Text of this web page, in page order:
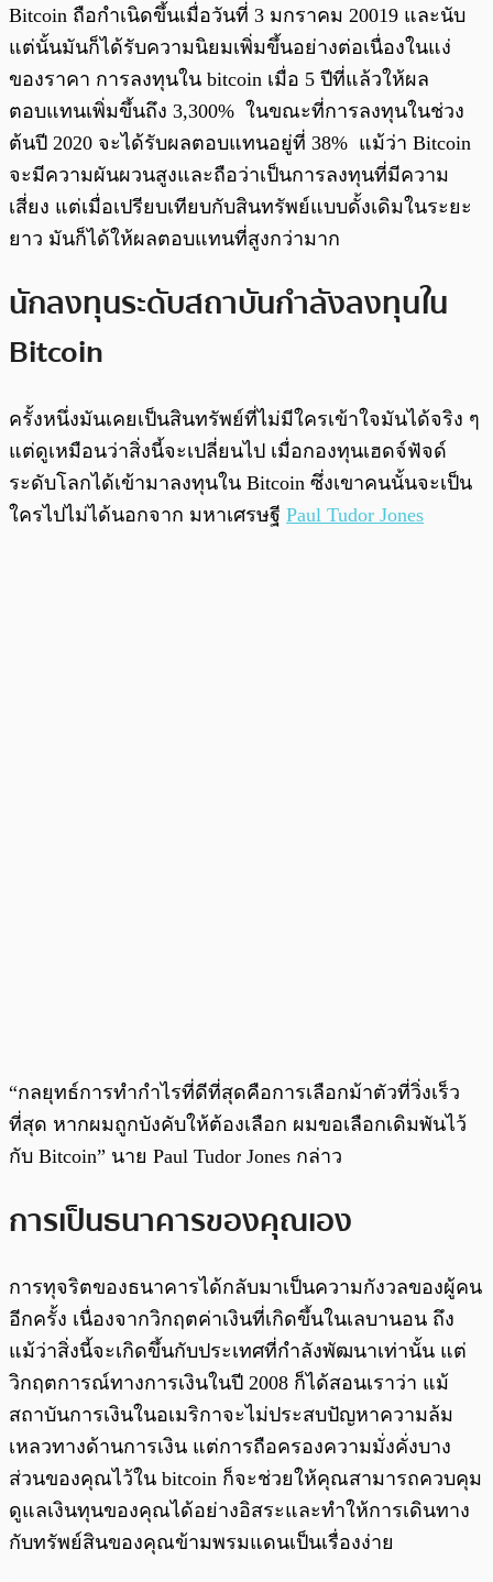
Bitcoin ถือกำเนิดขึ้นเมื่อวันที่ 3 มกราคม 20019 และนับ
แต่นั้นมันก็ได้รับความนิยมเพิ่มขึ้นอย่างต่อเนื่องในแง่
ของราคา การลงทุนใน bitcoin เมื่อ 5 ปีที่แล้วให้ผล
ตอบแทนเพิ่มขึ้นถึง 3,300% ในขณะที่การลงทุนในช่วง
ต้นปี 2020 จะได้รับผลตอบแทนอยู่ที่ 38% แม้ว่า Bitcoin
จะมีความผันผวนสูงและถือว่าเป็นการลงทุนที่มีความ
เสี่ยง แต่เมื่อเปรียบเทียบกับสินทรัพย์แบบดั้งเดิมในระยะ
ยาว มันก็ได้ให้ผลตอบแทนที่สูงกว่ามาก
นักลงทุนระดับสถาบันกำลังลงทุนใน
Bitcoin
ครั้งหนึ่งมันเคยเป็นสินทรัพย์ที่ไม่มีใครเข้าใจมันได้จริง ๆ
แต่ดูเหมือนว่าสิ่งนี้จะเปลี่ยนไป เมื่อกองทุนเฮดจ์ฟัจด์
ระดับโลกได้เข้ามาลงทุนใน Bitcoin ซึ่งเขาคนนั้นจะเป็น
ใครไปไม่ได้นอกจาก มหาเศรษฐี Paul Tudor Jones
“กลยุทธ์การทำกำไรที่ดีที่สุดคือการเลือกม้าตัวที่วิ่งเร็ว
ที่สุด หากผมถูกบังคับให้ต้องเลือก ผมขอเลือกเดิมพันไว้
กับ Bitcoin” นาย Paul Tudor Jones กล่าว
การเป็นธนาคารของคุณเอง
การทุจริตของธนาคารได้กลับมาเป็นความกังวลของผู้คน
อีกครั้ง เนื่องจากวิกฤตค่าเงินที่เกิดขึ้นในเลบานอน ถึง
แม้ว่าสิ่งนี้จะเกิดขึ้นกับประเทศที่กำลังพัฒนาเท่านั้น แต่
วิกฤตการณ์ทางการเงินในปี 2008 ก็ได้สอนเราว่า แม้
สถาบันการเงินในอเมริกาจะไม่ประสบปัญหาความล้ม
เหลวทางด้านการเงิน แต่การถือครองความมั่งคั่งบาง
ส่วนของคุณไว้ใน bitcoin ก็จะช่วยให้คุณสามารถควบคุม
ดูแลเงินทุนของคุณได้อย่างอิสระและทำให้การเดินทาง
กับทรัพย์สินของคุณข้ามพรมแดนเป็นเรื่องง่าย